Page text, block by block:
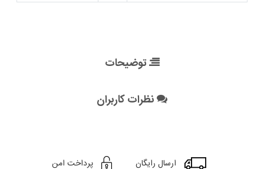
توضیحات
نظرات کاربران
ارسال رایگان پرداخت امن